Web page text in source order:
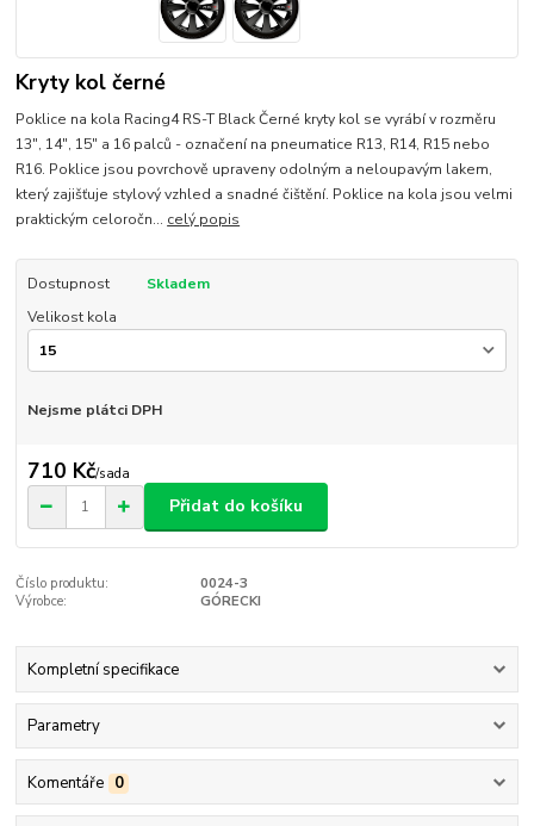
Kryty kol černé
Poklice na kola Racing4 RS-T Black Černé kryty kol se vyrábí v rozměru
13", 14", 15" a 16 palců - označení na pneumatice R13, R14, R15 nebo
R16. Poklice jsou povrchově upraveny odolným a neloupavým lakem,
který zajišťuje stylový vzhled a snadné čištění. Poklice na kola jsou velmi
praktickým celoročn... celý popis
Dostupnost
Skladem
Velikost kola
Nejsme plátci DPH
710 Kč/sada
Přidat do košíku
Číslo produktu:
0024-3
Výrobce:
GÓRECKI
Kompletní specifikace
Parametry
Komentáře 0